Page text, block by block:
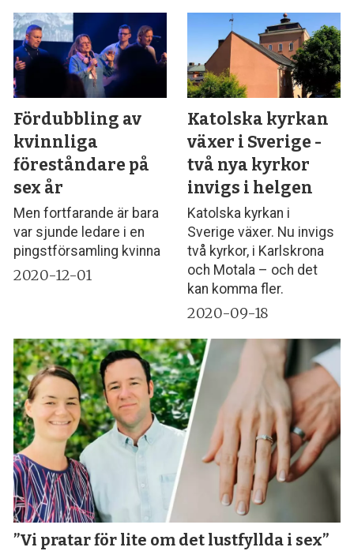
Fördubbling av
kvinnliga
föreståndare på
sex år
Men fortfarande är bara
var sjunde ledare i en
pingstförsamling kvinna
2020-12-01
Katolska kyrkan
växer i Sverige -
två nya kyrkor
invigs i helgen
Katolska kyrkan i
Sverige växer. Nu invigs
två kyrkor, i Karlskrona
och Motala – och det
kan komma fler.
2020-09-18
”Vi pratar för lite om det lustfyllda i sex”